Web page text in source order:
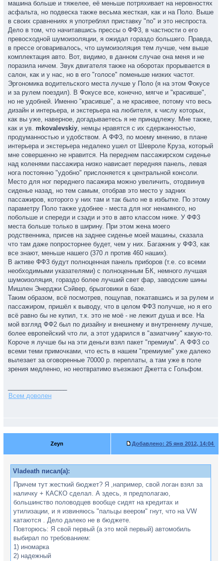
машина больше и тяжелее, её меньше потряхивает на неровностях
асфальта, но подвеска также весьма жесткая, как и на Поло. Выше
в своих сравнениях я употреблял приставку "по" и это неспроста.
Дело в том, что начитавшись прессы о ФФ3, в частности о его
превосходной шумоизоляции, я ожидал гораздо большего. Правда,
в прессе оговаривалось, что шумоизоляция тем лучше, чем выше
комплектация авто. Вот, видимо, в данном случае она меня и не
поразила ничем. Звук двигателя также на оборотах прорывается в
салон, как и у нас, но в его "голосе" поменьше низких частот.
Эргономика водительского места лучше у Поло (я на этом Фокусе
и за рулем поездил). В Фокусе все, конечно, мягче и "красивше",
но не удобней. Именно "красивше", а не красивее, потому что весь
дизайн и интерьера, и экстерьера на любителя, к числу которых,
как вы уже, наверное, догадываетесь я не принадлежу. Мне также,
как и ув. mkovalevskiy, немцы нравятся с их сдержанностью,
продуманностью и удобством. А ФФ3, по моему мнению, в плане
интерьера и экстерьера недалеко ушел от Шевроле Круза, который
мне совершенно не нравится. На переднем пассажирском сиденье
над коленями пассажира низко нависает передняя панель, левая
нога постоянно "удобно" прислоняется к центральной консоли.
Место для ног переднего пасажира можно увеличить, отодвинув
сиденье назад, но тем самым, отобрав это место у задних
пассажиров, которого у них там и так было не в избытке. По этому
параметру Поло также удобнее - места для ног ненамного, но
побольше и спереди и сзади и это в авто классом ниже. У ФФ3
места больше только в ширину. При этом жена моего
родственника, присев на заднее сиденье моей машины, сказала
что там даже попросторнее будет, чем у них. Багажник у ФФ3, как
все знают, меньше нашего (370 л против 460 наших).
В активе ФФ3 будут полноценная панель приборов (т.е. со всеми
необходимыми указателями) с полноценным БК, немного лучшая
шумоизоляция, гораздо более лучший свет фар, заводские шины
Мишлен Энерджи Сэйвер, брызговики в базе.
Таким образом, всё посмотрев, пощупав, покатавшись и за рулем и
пассажиром, пришёл к выводу, что в целом ФФ3 получше, но я его
всё равно бы не купил, т.к. это не моё - не лежит душа и все. На
мой взгляд ФФ2 был по дизайну и внешнему и внутреннему лучше,
более европейский что ли, а этот ударился в "азиатчину" какую-то.
Короче я лучше бы на эти деньги взял пакет "премиум". А ФФ3 со
всеми теми примочками, что есть в нашем "премиуме" уже далеко
вылезает за оговоренные 70000 р. переплаты, а там уже в поле
зрения медленно, но неотвратимо въезжают Джетта с Гольфом.
Всем доволен
Zeyn Добавлено: 25 янв 2012, 14:04
Vladeath писал(а):
Причем тут жесткий бюджет? Я ,например, свой логан взял за
наличку + КАСКО сделал. А здесь, я предполагаю,
большинство половодцев вообще сидят на кредитах и
утилизации, и я извиняюсь "пальцы веером" гнут, что на VW
катаются . Дело далеко не в бюджете.
Повторюсь: Я свой первый (а это мой первый) автомобиль
выбирал по требованием:
1) иномарка
2) надежный